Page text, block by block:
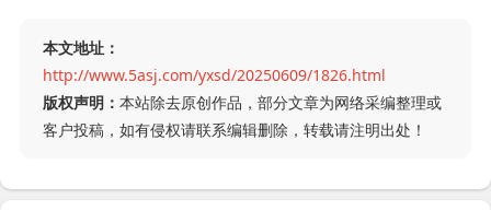
本文地址：
http://www.5asj.com/yxsd/20250609/1826.html
版权声明： 本站除去原创作品，部分文章为网络采编整理或
客户投稿，如有侵权请联系编辑删除，转载请注明出处！